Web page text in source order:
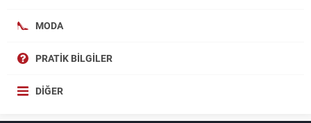
MODA
PRATIK BILGILER
DIĞER